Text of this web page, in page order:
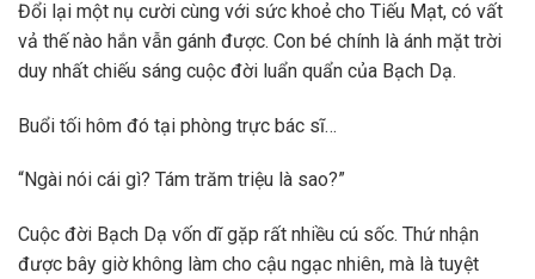
Đổi lại một nụ cười cùng với sức khoẻ cho Tiếu Mạt, có vất
vả thế nào hắn vẫn gánh được. Con bé chính là ánh mặt trời
duy nhất chiếu sáng cuộc đời luẩn quẩn của Bạch Dạ.
Buổi tối hôm đó tại phòng trực bác sĩ…
“Ngài nói cái gì? Tám trăm triệu là sao?”
Cuộc đời Bạch Dạ vốn dĩ gặp rất nhiều cú sốc. Thứ nhận
được bây giờ không làm cho cậu ngạc nhiên, mà là tuyệt